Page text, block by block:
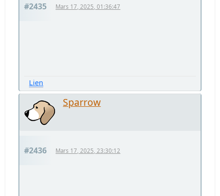
#2435 Mars 17, 2025, 01:36:47
Lien
Sparrow
#2436 Mars 17, 2025, 23:30:12